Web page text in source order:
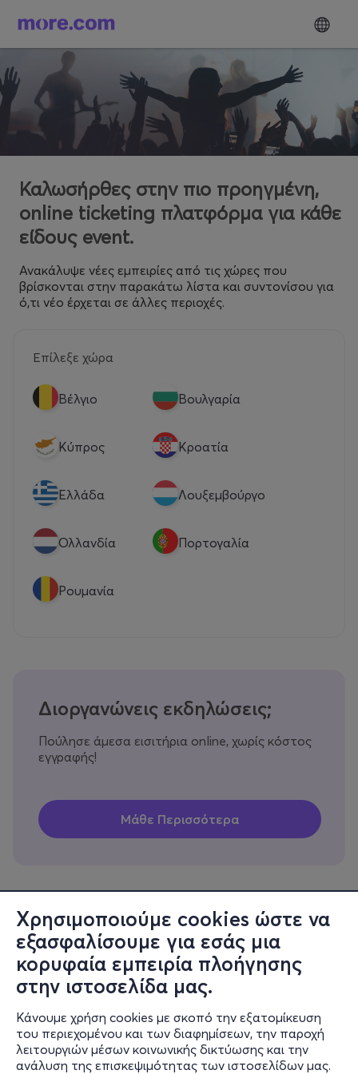
Χρησιμοποιούμε cookies ώστε να
εξασφαλίσουμε για εσάς μια
κορυφαία εμπειρία πλοήγησης
στην ιστοσελίδα μας.
Κάνουμε χρήση cookies με σκοπό την εξατομίκευση
του περιεχομένου και των διαφημίσεων, την παροχή
λειτουργιών μέσων κοινωνικής δικτύωσης και την
ανάλυση της επισκεψιμότητας των ιστοσελίδων μας.
Καλωσήρθες στην πιο προηγμένη,
online ticketing πλατφόρμα για κάθε
είδους event.
Ανακάλυψε νέες εμπειρίες από τις χώρες που
βρίσκονται στην παρακάτω λίστα και συντονίσου για
ό,τι νέο έρχεται σε άλλες περιοχές.
Επίλεξε χώρα
Βέλγιο Βουλγαρία
Κύπρος Κροατία
Eλλάδα Λουξεμβούργο
Ολλανδία Πορτογαλία
Ρουμανία
Διοργανώνεις εκδηλώσεις;
Πούλησε άμεσα εισιτήρια online, χωρίς κόστος
εγγραφής!
Πληροφορίες
Υποστήριξη
Stay Connected